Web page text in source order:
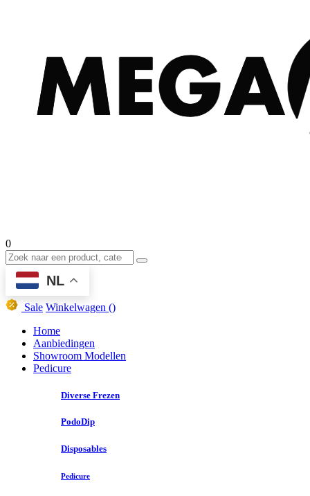
0
NL
Sale Winkelwagen ()
Home
Aanbiedingen
Showroom Modellen
Pedicure
Diverse Frezen
PodoDip
Disposables
Pedicure